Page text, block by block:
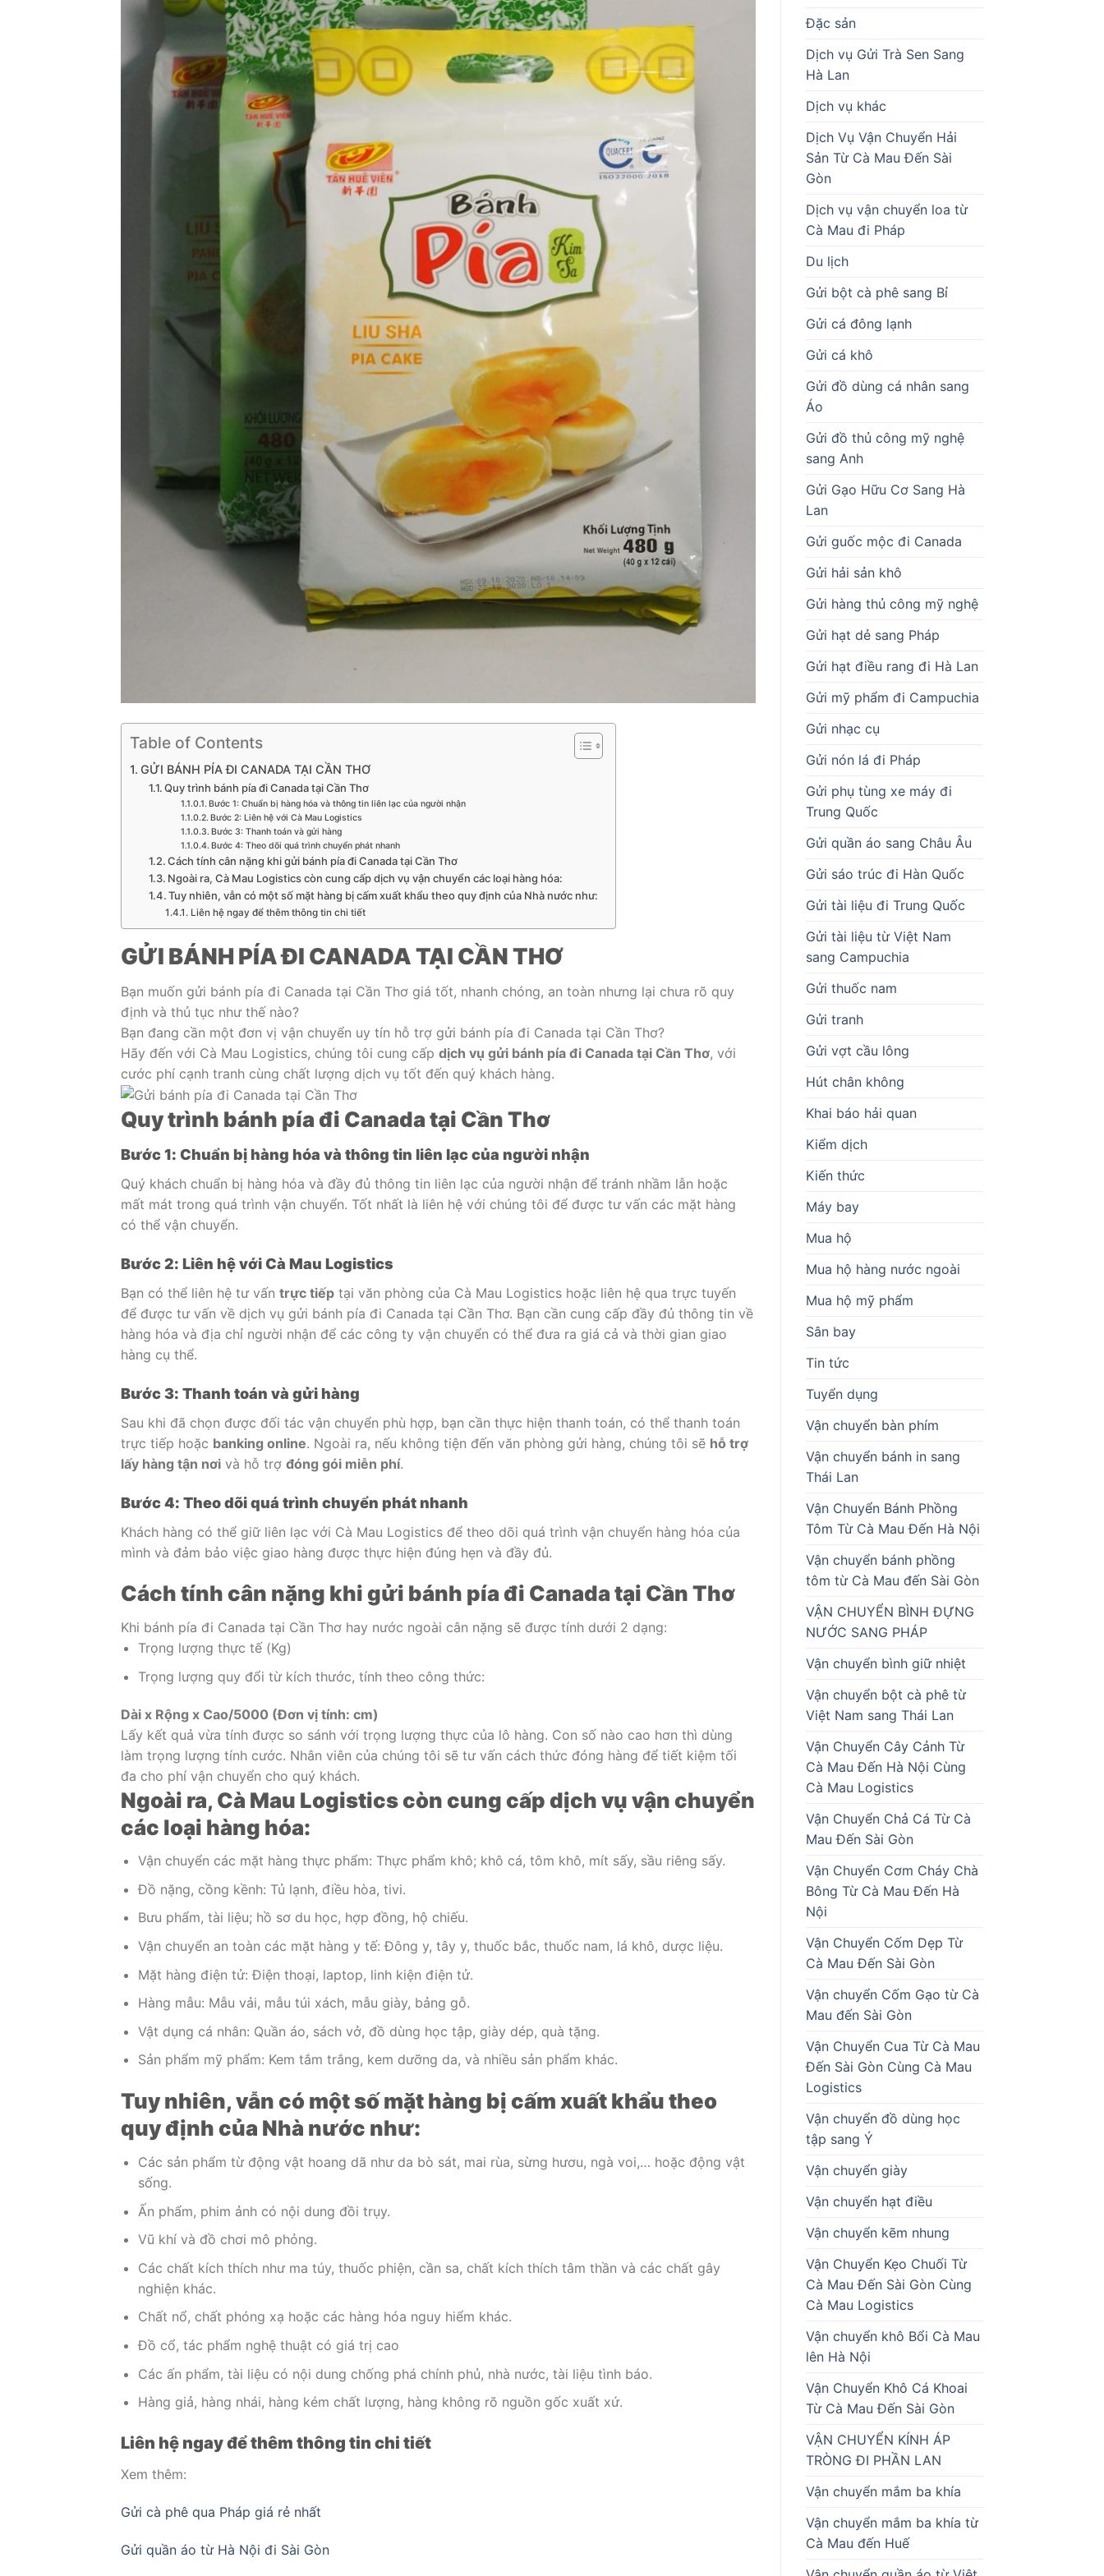
Table of Contents
GỬI BÁNH PÍA ĐI CANADA TẠI CẦN THƠ
Quy trình bánh pía đi Canada tại Cần Thơ
Bước 1: Chuẩn bị hàng hóa và thông tin liên lạc của người nhận
Bước 2: Liên hệ với Cà Mau Logistics
Bước 3: Thanh toán và gửi hàng
Bước 4: Theo dõi quá trình chuyển phát nhanh
Cách tính cân nặng khi gửi bánh pía đi Canada tại Cần Thơ
Ngoài ra, Cà Mau Logistics còn cung cấp dịch vụ vận chuyển các loại hàng hóa:
Tuy nhiên, vẫn có một số mặt hàng bị cấm xuất khẩu theo quy định của Nhà nước như:
Liên hệ ngay để thêm thông tin chi tiết
GỬI BÁNH PÍA ĐI CANADA TẠI CẦN THƠ
Bạn muốn gửi bánh pía đi Canada tại Cần Thơ giá tốt, nhanh chóng, an toàn nhưng lại chưa rõ quy
định và thủ tục như thế nào?
Bạn đang cần một đơn vị vận chuyển uy tín hỗ trợ gửi bánh pía đi Canada tại Cần Thơ?
Hãy đến với Cà Mau Logistics, chúng tôi cung cấp dịch vụ gửi bánh pía đi Canada tại Cần Thơ, với
cước phí cạnh tranh cùng chất lượng dịch vụ tốt đến quý khách hàng.
Quy trình bánh pía đi Canada tại Cần Thơ
Bước 1: Chuẩn bị hàng hóa và thông tin liên lạc của người nhận
Quý khách chuẩn bị hàng hóa và đầy đủ thông tin liên lạc của người nhận để tránh nhầm lẫn hoặc
mất mát trong quá trình vận chuyển. Tốt nhất là liên hệ với chúng tôi để được tư vấn các mặt hàng
có thể vận chuyển.
Bước 2: Liên hệ với Cà Mau Logistics
Bạn có thể liên hệ tư vấn trực tiếp tại văn phòng của Cà Mau Logistics hoặc liên hệ qua trực tuyến
để được tư vấn về dịch vụ gửi bánh pía đi Canada tại Cần Thơ. Bạn cần cung cấp đầy đủ thông tin về
hàng hóa và địa chỉ người nhận để các công ty vận chuyển có thể đưa ra giá cả và thời gian giao
hàng cụ thể.
Bước 3: Thanh toán và gửi hàng
Sau khi đã chọn được đối tác vận chuyển phù hợp, bạn cần thực hiện thanh toán, có thể thanh toán
trực tiếp hoặc banking online. Ngoài ra, nếu không tiện đến văn phòng gửi hàng, chúng tôi sẽ hỗ trợ
lấy hàng tận nơi và hỗ trợ đóng gói miễn phí.
Bước 4: Theo dõi quá trình chuyển phát nhanh
Khách hàng có thể giữ liên lạc với Cà Mau Logistics để theo dõi quá trình vận chuyển hàng hóa của
mình và đảm bảo việc giao hàng được thực hiện đúng hẹn và đầy đủ.
Cách tính cân nặng khi gửi bánh pía đi Canada tại Cần Thơ
Khi bánh pía đi Canada tại Cần Thơ hay nước ngoài cân nặng sẽ được tính dưới 2 dạng:
Trọng lượng thực tế (Kg)
Trọng lượng quy đổi từ kích thước, tính theo công thức:
Dài x Rộng x Cao/5000 (Đơn vị tính: cm)
Lấy kết quả vừa tính được so sánh với trọng lượng thực của lô hàng. Con số nào cao hơn thì dùng
làm trọng lượng tính cước. Nhân viên của chúng tôi sẽ tư vấn cách thức đóng hàng để tiết kiệm tối
đa cho phí vận chuyển cho quý khách.
Ngoài ra, Cà Mau Logistics còn cung cấp dịch vụ vận chuyển
các loại hàng hóa:
Vận chuyển các mặt hàng thực phẩm: Thực phẩm khô; khô cá, tôm khô, mít sấy, sầu riêng sấy.
Đồ nặng, cồng kềnh: Tủ lạnh, điều hòa, tivi.
Bưu phẩm, tài liệu; hồ sơ du học, hợp đồng, hộ chiếu.
Vận chuyển an toàn các mặt hàng y tế: Đông y, tây y, thuốc bắc, thuốc nam, lá khô, dược liệu.
Mặt hàng điện tử: Điện thoại, laptop, linh kiện điện tử.
Hàng mẫu: Mẫu vải, mẫu túi xách, mẫu giày, bảng gỗ.
Vật dụng cá nhân: Quần áo, sách vở, đồ dùng học tập, giày dép, quà tặng.
Sản phẩm mỹ phẩm: Kem tắm trắng, kem dưỡng da, và nhiều sản phẩm khác.
Tuy nhiên, vẫn có một số mặt hàng bị cấm xuất khẩu theo
quy định của Nhà nước như:
Các sản phẩm từ động vật hoang dã như da bò sát, mai rùa, sừng hươu, ngà voi,… hoặc động vật
sống.
Ấn phẩm, phim ảnh có nội dung đồi trụy.
Vũ khí và đồ chơi mô phỏng.
Các chất kích thích như ma túy, thuốc phiện, cần sa, chất kích thích tâm thần và các chất gây
nghiện khác.
Chất nổ, chất phóng xạ hoặc các hàng hóa nguy hiểm khác.
Đồ cổ, tác phẩm nghệ thuật có giá trị cao
Các ấn phẩm, tài liệu có nội dung chống phá chính phủ, nhà nước, tài liệu tình báo.
Hàng giả, hàng nhái, hàng kém chất lượng, hàng không rõ nguồn gốc xuất xứ.
Liên hệ ngay để thêm thông tin chi tiết
Xem thêm:
Gửi cà phê qua Pháp giá rẻ nhất
Gửi quần áo từ Hà Nội đi Sài Gòn
Đặc sản
Dịch vụ Gửi Trà Sen Sang
Hà Lan
Dịch vụ khác
Dịch Vụ Vận Chuyển Hải
Sản Từ Cà Mau Đến Sài
Gòn
Dịch vụ vận chuyển loa từ
Cà Mau đi Pháp
Du lịch
Gửi bột cà phê sang Bỉ
Gửi cá đông lạnh
Gửi cá khô
Gửi đồ dùng cá nhân sang
Áo
Gửi đồ thủ công mỹ nghệ
sang Anh
Gửi Gạo Hữu Cơ Sang Hà
Lan
Gửi guốc mộc đi Canada
Gửi hải sản khô
Gửi hàng thủ công mỹ nghệ
Gửi hạt dẻ sang Pháp
Gửi hạt điều rang đi Hà Lan
Gửi mỹ phẩm đi Campuchia
Gửi nhạc cụ
Gửi nón lá đi Pháp
Gửi phụ tùng xe máy đi
Trung Quốc
Gửi quần áo sang Châu Âu
Gửi sáo trúc đi Hàn Quốc
Gửi tài liệu đi Trung Quốc
Gửi tài liệu từ Việt Nam
sang Campuchia
Gửi thuốc nam
Gửi tranh
Gửi vợt cầu lông
Hút chân không
Khai báo hải quan
Kiểm dịch
Kiến thức
Máy bay
Mua hộ
Mua hộ hàng nước ngoài
Mua hộ mỹ phẩm
Sân bay
Tin tức
Tuyển dụng
Vận chuyển bàn phím
Vận chuyển bánh in sang
Thái Lan
Vận Chuyển Bánh Phồng
Tôm Từ Cà Mau Đến Hà Nội
Vận chuyển bánh phồng
tôm từ Cà Mau đến Sài Gòn
VẬN CHUYỂN BÌNH ĐỰNG
NƯỚC SANG PHÁP
Vận chuyển bình giữ nhiệt
Vận chuyển bột cà phê từ
Việt Nam sang Thái Lan
Vận Chuyển Cây Cảnh Từ
Cà Mau Đến Hà Nội Cùng
Cà Mau Logistics
Vận Chuyển Chả Cá Từ Cà
Mau Đến Sài Gòn
Vận Chuyển Cơm Cháy Chà
Bông Từ Cà Mau Đến Hà
Nội
Vận Chuyển Cốm Dẹp Từ
Cà Mau Đến Sài Gòn
Vận chuyển Cốm Gạo từ Cà
Mau đến Sài Gòn
Vận Chuyển Cua Từ Cà Mau
Đến Sài Gòn Cùng Cà Mau
Logistics
Vận chuyển đồ dùng học
tập sang Ý
Vận chuyển giày
Vận chuyển hạt điều
Vận chuyển kẽm nhung
Vận Chuyển Kẹo Chuối Từ
Cà Mau Đến Sài Gòn Cùng
Cà Mau Logistics
Vận chuyển khô Bổi Cà Mau
lên Hà Nội
Vận Chuyển Khô Cá Khoai
Từ Cà Mau Đến Sài Gòn
VẬN CHUYỂN KÍNH ÁP
TRÒNG ĐI PHẦN LAN
Vận chuyển mắm ba khía
Vận chuyển mắm ba khía từ
Cà Mau đến Huế